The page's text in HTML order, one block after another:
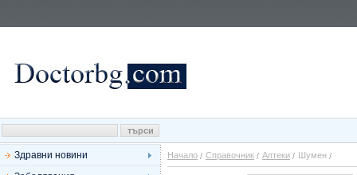
Здравни новини
Начало Справочник Аптеки Шумен